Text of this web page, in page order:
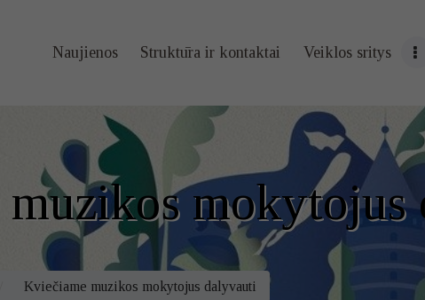
Naujienos Struktūra ir kontaktai Veiklos sritys
mokytojus
Kviečiame muzikos mokytojus dalyvauti
kontaktai
Veiklos sritys
Administracin
ė informacija